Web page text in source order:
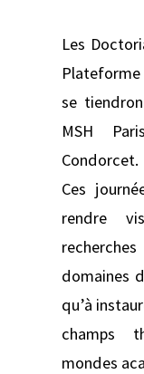
Les
se
MSH
Condorcet.
Ces
rendre
domaines
qu’à
champs
mondes